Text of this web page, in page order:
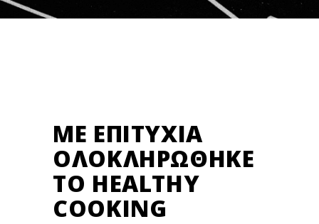
ΜΕ ΕΠΙΤΥΧΊΑ
ΟΛΟΚΛΗΡΏΘΗΚΕ
ΤΟ HEALTHY
COOKING